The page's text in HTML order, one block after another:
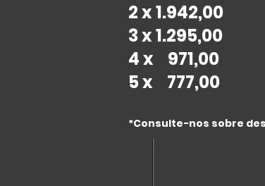
2 x 1.942,00
3 x 1.295,00
4 x 971,00
5 x 777,00
*Consulte-nos sobre